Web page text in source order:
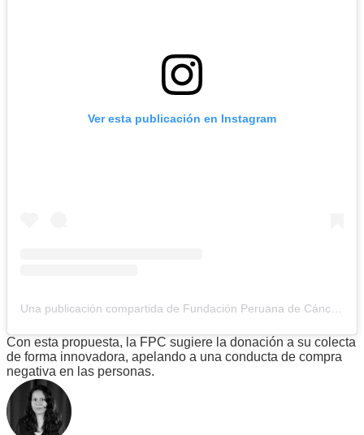
Ver esta publicación en Instagram
Una publicación compartida de Fundación Peruana de Cáncer (@fundacionperuanadecancer)
Con esta propuesta, la FPC sugiere la donación a su colecta
de forma innovadora, apelando a una conducta de compra
negativa en las personas.